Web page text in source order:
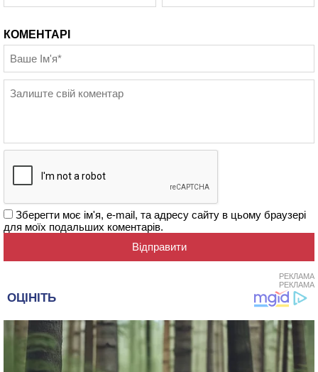
КОМЕНТАРІ
Зберегти моє ім'я, e-mail, та адресу сайту в цьому браузері
для моїх подальших коментарів.
РЕКЛАМА
РЕКЛАМА